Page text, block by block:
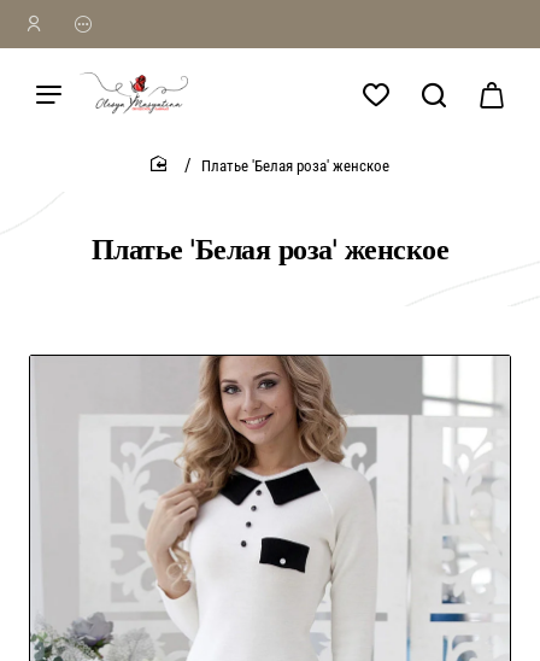
Платье 'Белая роза' женское
Платье 'Белая роза' женское